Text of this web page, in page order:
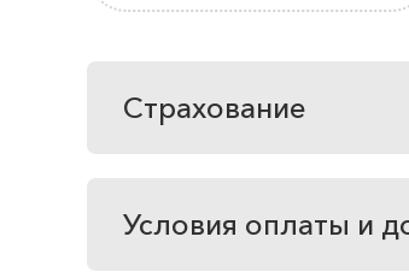
Страхование
Условия оплаты и